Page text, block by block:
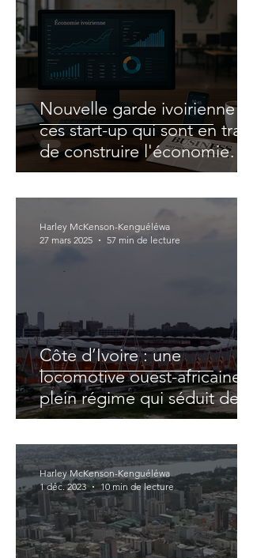
Nouvelle garde ivoirienne :
ces start-up qui sont en train
de construire l'économie
africaine de demain
Côte d’Ivoire : une
locomotive ouest-africaine à
plein régime qui séduit de
plus en plus les investisseurs
étrangers
Harley McKenson-Kenguéléwa
27 mars 2025
57 min de lecture
Harley McKenson-Kenguéléwa
1 déc. 2023
10 min de lecture